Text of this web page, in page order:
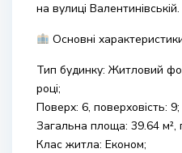
на вулиці Валентинівській.
Основні
Тип будинку: Житловий
році;
Поверх: 6, поверховість: 9;
Загальна площа: 39.64 м²,
Клас житла: Економ;